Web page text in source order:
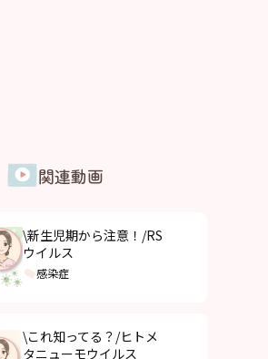
関連動画
\新生児期から注意！/RS
ウイルス
感染症
\これ知ってる？/ヒトメ
タニューモウイルス